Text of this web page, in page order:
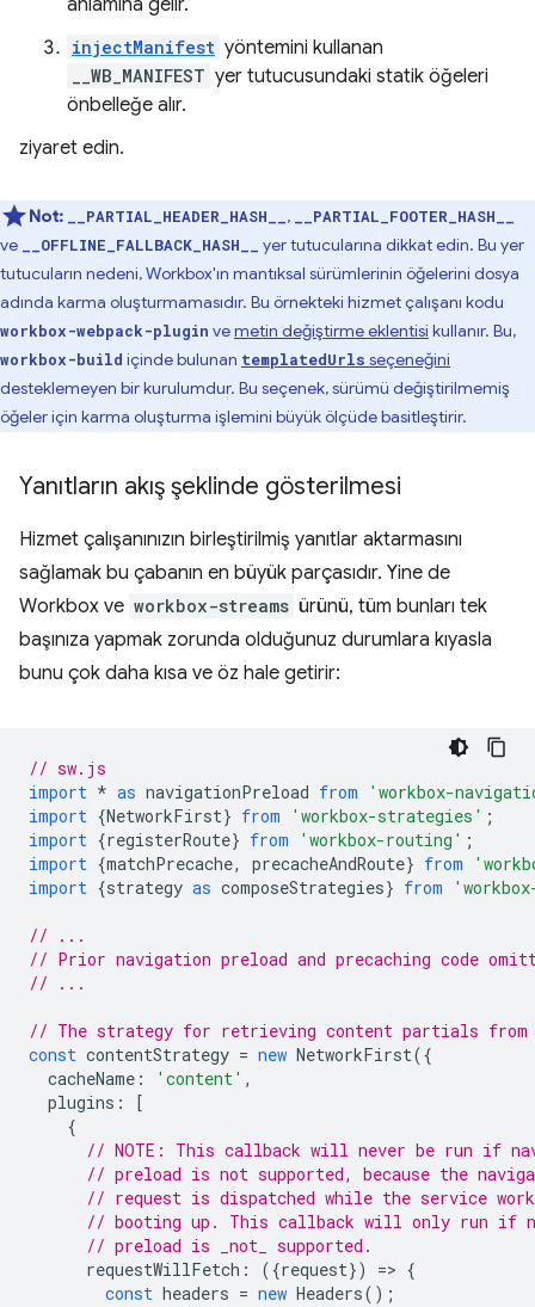
anlamına gelir.
injectManifest yöntemini kullanan
__WB_MANIFEST yer tutucusundaki statik öğeleri
önbelleğe alır.
ziyaret edin.
Not: __PARTIAL_HEADER_HASH__ , __PARTIAL_FOOTER_HASH__
ve __OFFLINE_FALLBACK_HASH__
yer tutucularına dikkat edin. Bu yer
tutucuların nedeni, Workbox'ın mantıksal sürümlerinin öğelerini dosya
adında karma oluşturmamasıdır. Bu örnekteki hizmet çalışanı kodu
workbox-webpack-plugin vemetin değiştirme eklentisi kullanır. Bu,
workbox-build içinde bulunan templatedUrls seçeneğini
desteklemeyen bir kurulumdur. Bu seçenek, sürümü değiştirilmemiş
öğeler için karma oluşturma işlemini büyük ölçüde basitleştirir.
Yanıtların akış şeklinde gösterilmesi
Hizmet çalışanınızın birleştirilmiş yanıtlar aktarmasını
sağlamak bu çabanın en büyük parçasıdır. Yine de
Workbox ve workbox-streams ürünü, tüm bunları tek
başınıza yapmak zorunda olduğunuz durumlara kıyasla
bunu çok daha kısa ve öz hale getirir:
// sw.js
import * as navigationPreload from
'workbox-
import {NetworkFirst} from 'workbox-strategies' ;
import {registerRoute} from 'workbox-routing' ;
import {matchPrecache, precacheAndRoute} from
import {strategy as composeStrategies} from
// ...
// Prior navigation preload and precaching code
// ...
// The strategy for retrieving content partials from
const contentStrategy = new NetworkFirst({
cacheName : 'content' ,
plugins :
[
{
// NOTE: This callback will never be run if
// preload is not supported, because the
// request is dispatched while the service
// booting up. This callback will only run if
// preload is _not_ supported.
requestWillFetch : ({request}) => {
const headers = new Headers();